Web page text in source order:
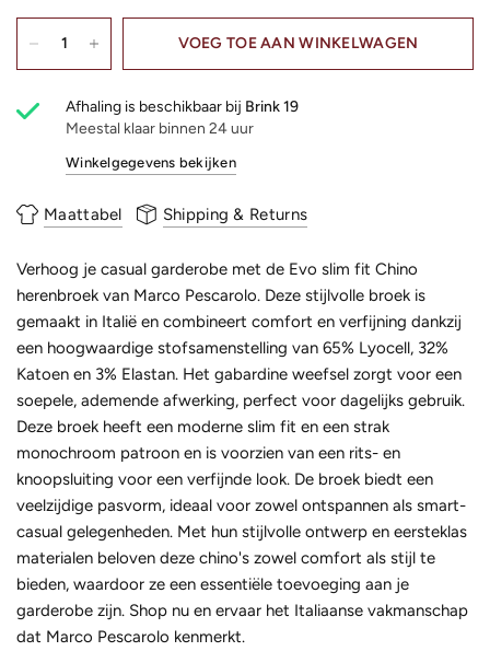
VOEG TOE AAN WINKELWAGEN
Afhaling is beschikbaar bij Brink 19
Meestal klaar binnen 24 uur
Winkelgegevens bekijken
Maattabel Shipping & Returns
Verhoog je casual garderobe met de Evo slim fit Chino
herenbroek van Marco Pescarolo. Deze stijlvolle broek is
gemaakt in Italië en combineert comfort en verfijning dankzij
een hoogwaardige stofsamenstelling van 65% Lyocell, 32%
Katoen en 3% Elastan. Het gabardine weefsel zorgt voor een
soepele, ademende afwerking, perfect voor dagelijks gebruik.
Deze broek heeft een moderne slim fit en een strak
monochroom patroon en is voorzien van een rits- en
knoopsluiting voor een verfijnde look. De broek biedt een
veelzijdige pasvorm, ideaal voor zowel ontspannen als smart-
casual gelegenheden. Met hun stijlvolle ontwerp en eersteklas
materialen beloven deze chino's zowel comfort als stijl te
bieden, waardoor ze een essentiële toevoeging aan je
garderobe zijn. Shop nu en ervaar het Italiaanse vakmanschap
dat Marco Pescarolo kenmerkt.